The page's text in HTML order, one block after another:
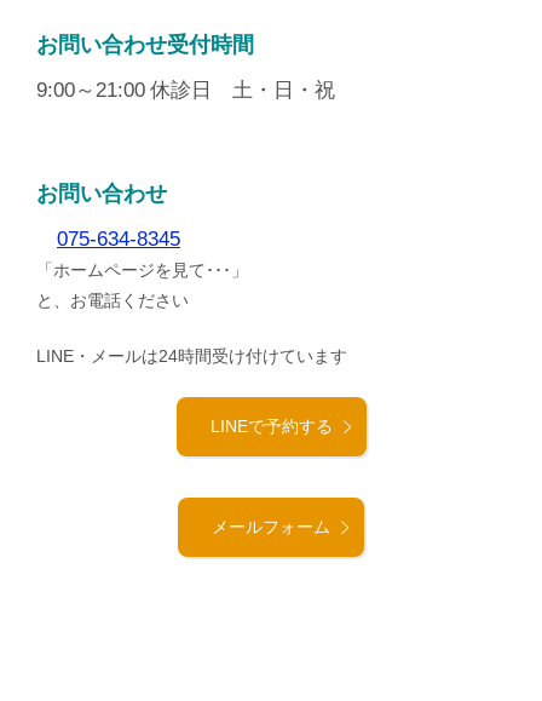
お問い合わせ受付時間
9:00～21:00 休診日 土・日・祝
お問い合わせ
075-634-8345
「ホームページを見て･･･」
と、お電話ください
LINE・メールは24時間受け付けています
LINEで予約する
メールフォーム